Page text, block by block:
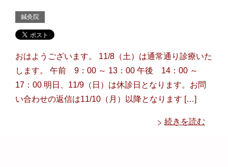
鍼灸院
おはようございます。 11/8（土）は通常通り診療いた
します。 午前 9：00 ～ 13：00 午後 14：00 ～
17：00 明日、11/9（日）は休診日となります。お問
い合わせの返信は11/10（月）以降となります […]
続きを読む